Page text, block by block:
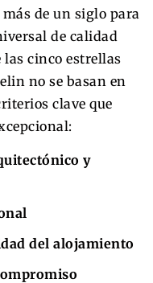
de un siglo para
de calidad
cinco estrellas
no se basan en
clave que
y
del alojamiento